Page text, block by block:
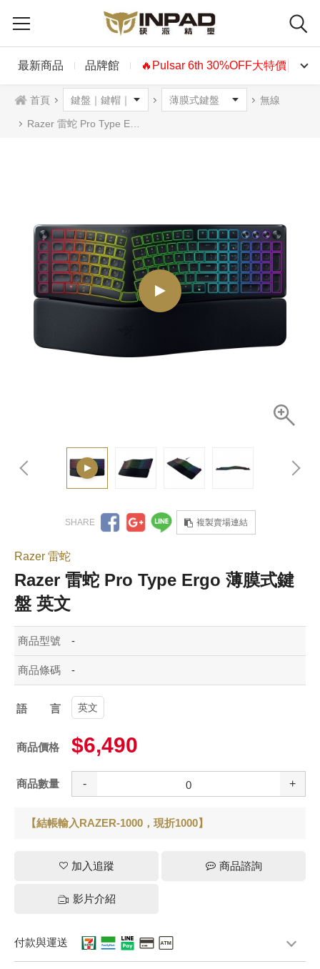
最新商品 品牌館 🔥Pulsar 6th 30%OFF大特價🔥
首頁 無線
Razer 雷蛇 Pro Type Ergo 薄膜式鍵盤 英文
複製賣場連結
Razer 雷蛇
Razer 雷蛇 Pro Type Ergo 薄膜式鍵
盤 英文
商品型號 -
商品條碼 -
語言英文
商品價格 $6,490
商品數量 - +
【結帳輸入RAZER-1000，現折1000】
加入追蹤 商品諮詢
影片介紹
付款與運送